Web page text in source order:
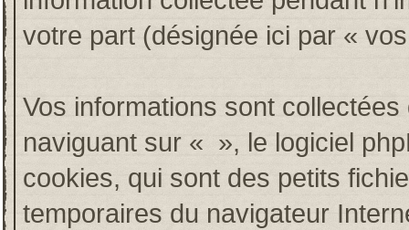
votre part (désignée ici par «
Vos informations sont
naviguant sur « », le logiciel
cookies, qui sont des petits
temporaires du navigateur